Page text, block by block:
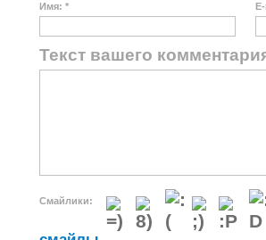
Имя: *
Текст вашего
Смайлики: